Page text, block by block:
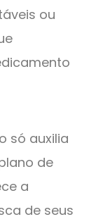
ou
só auxilia
de
a
de seus